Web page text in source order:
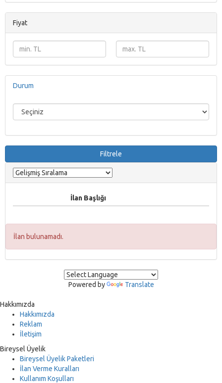
Fiyat
Durum
Filtrele
İlan Başlığı
İlan bulunamadı.
Powered by Translate
Hakkımızda
Hakkımızda
Reklam
İletişim
Bireysel Üyelik
Bireysel Üyelik Paketleri
İlan Verme Kuralları
Kullanım Koşulları